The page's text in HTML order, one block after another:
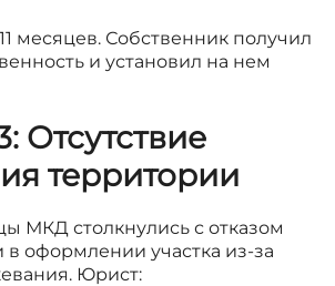
месяцев. Собственник получил
и установил на нем
Отсутствие
территории
МКД столкнулись с отказом
оформлении участка из-за
Юрист: